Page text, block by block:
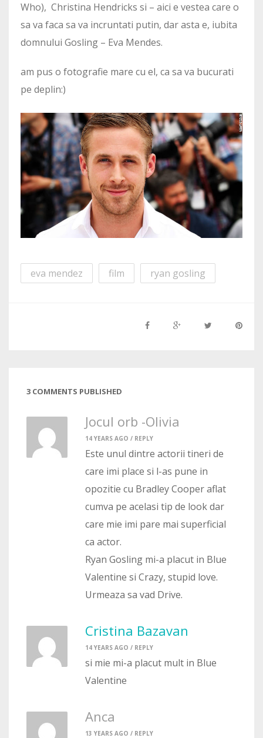
Who), Christina Hendricks si – aici e vestea care o
sa va faca sa va incruntati putin, dar asta e, iubita
domnului Gosling – Eva Mendes.
am pus o fotografie mare cu el, ca sa va bucurati
pe deplin:)
eva mendez film ryan gosling
3 COMMENTS PUBLISHED
Jocul orb -Olivia
14 YEARS AGO / REPLY
Este unul dintre actorii tineri de
care imi place si l-as pune in
opozitie cu Bradley Cooper aflat
cumva pe acelasi tip de look dar
care mie imi pare mai superficial
ca actor.
Ryan Gosling mi-a placut in Blue
Valentine si Crazy, stupid love.
Urmeaza sa vad Drive.
Cristina Bazavan
14 YEARS AGO / REPLY
si mie mi-a placut mult in Blue
Valentine
Anca
13 YEARS AGO / REPLY